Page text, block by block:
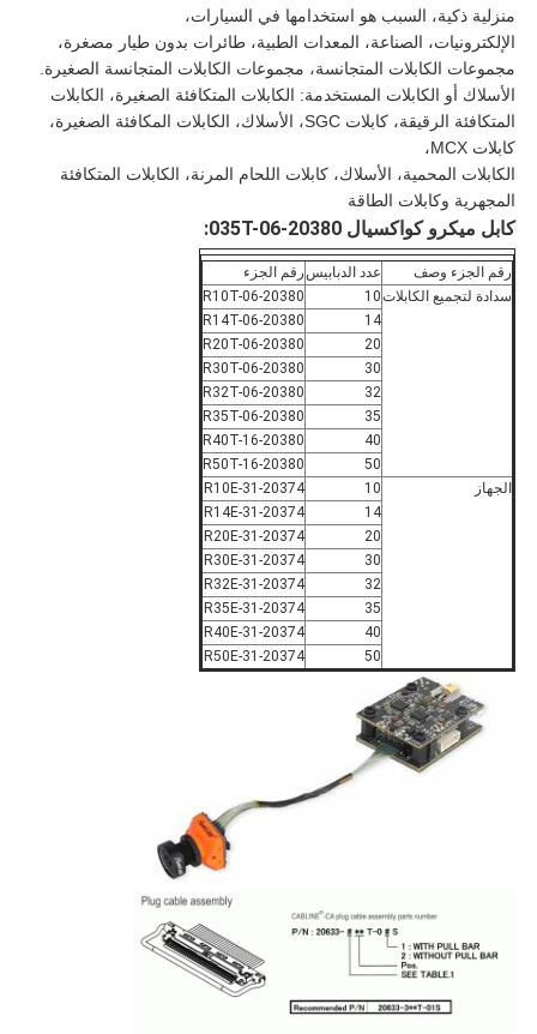
منزلية ذكية، السبب هو استخدامها في السيارات،
الإلكترونيات، الصناعة، المعدات الطبية، طائرات بدون طيار مصغرة،
مجموعات الكابلات المتجانسة، مجموعات الكابلات المتجانسة الصغيرة.
الأسلاك أو الكابلات المستخدمة: الكابلات المتكافئة الصغيرة، الكابلات
المتكافئة الرقيقة، كابلات SGC، الأسلاك، الكابلات المكافئة الصغيرة،
كابلات MCX،
الكابلات المحمية، الأسلاك، كابلات اللحام المرنة، الكابلات المتكافئة
المجهرية وكابلات الطاقة
كابل ميكرو كواكسيال 20380-035T-06:
رقم الجزء وصف عدد الدبابيسرقم الجزء
سدادة لتجميع الكابلات10
20380-R10T-06
14
20380-R14T-06
20
20380-R20T-06
30
20380-R30T-06
32
20380-R32T-06
35
20380-R35T-06
40
20380-R40T-16
50
20380-R50T-16
الجهاز
10
20374-R10E-31
14
20374-R14E-31
20
20374-R20E-31
30
20374-R30E-31
32
20374-R32E-31
35
20374-R35E-31
40
20374-R40E-31
50
20374-R50E-31